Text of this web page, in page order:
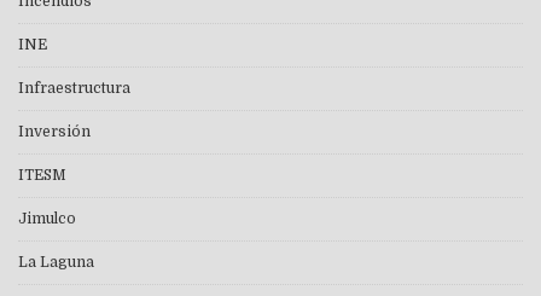
INE
Infraestructura
Inversión
ITESM
Jimulco
La Laguna